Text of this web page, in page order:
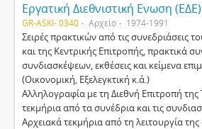
GR-ASKI- 0340 Αρχείο 1974-1991
Σειρές πρακτικών από τις συνεδριάσεις
και της Κεντρικής Επιτροπής, πρακτικά
συνδιασκέψεων, εκθέσεις και κείµενα
(Οικονοµική, Εξελεγκτική κ.ά.)
Αλληλογραφία µε τη ∆ιεθνή Επιτροπή της
τεκµήρια από τα συνέδρια και τις
Αρχειακά τεκµήρια από τη λειτουργία της